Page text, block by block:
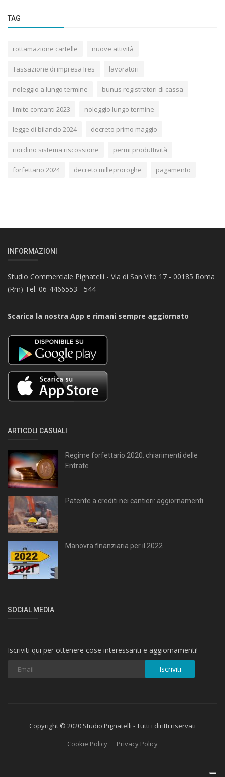
TAG
rottamazione cartelle nuove attività
Tassazione di impresa Ires lavoratori
noleggio a lungo termine bunus registratori di cassa
limite contanti 2023 noleggio lungo termine
legge di bilancio 2024 decreto primo maggio
riordino sistema riscossione permi produttività
forfettario 2024 decreto milleproroghe pagamento
INFORMAZIONI
Studio Commerciale Pignatelli - Via di San Vito 17 - 00185 Roma
(Rm) Tel. 06-4466553 - 544
Scarica la nostra App e rimani sempre aggiornato
ARTICOLI CASUALI
Regime forfettario 2020: chiarimenti delle
Entrate
Patente a crediti nei cantieri: aggiornamenti
Manovra finanziaria per il 2022
SOCIAL MEDIA
Iscriviti qui per ottenere cose interessanti e aggiornamenti!
Iscriviti
Copyright © 2020 Studio Pignatelli - Tutti i diritti riservati
Cookie Policy
Privacy Policy